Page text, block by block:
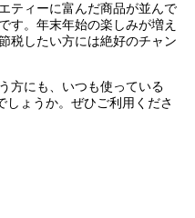
ティーに富んだ商品が並んで
す。年末年始の楽しみが増え
税したい方には絶好のチャン
方にも、いつも使っている
ょうか。ぜひご利用くださ